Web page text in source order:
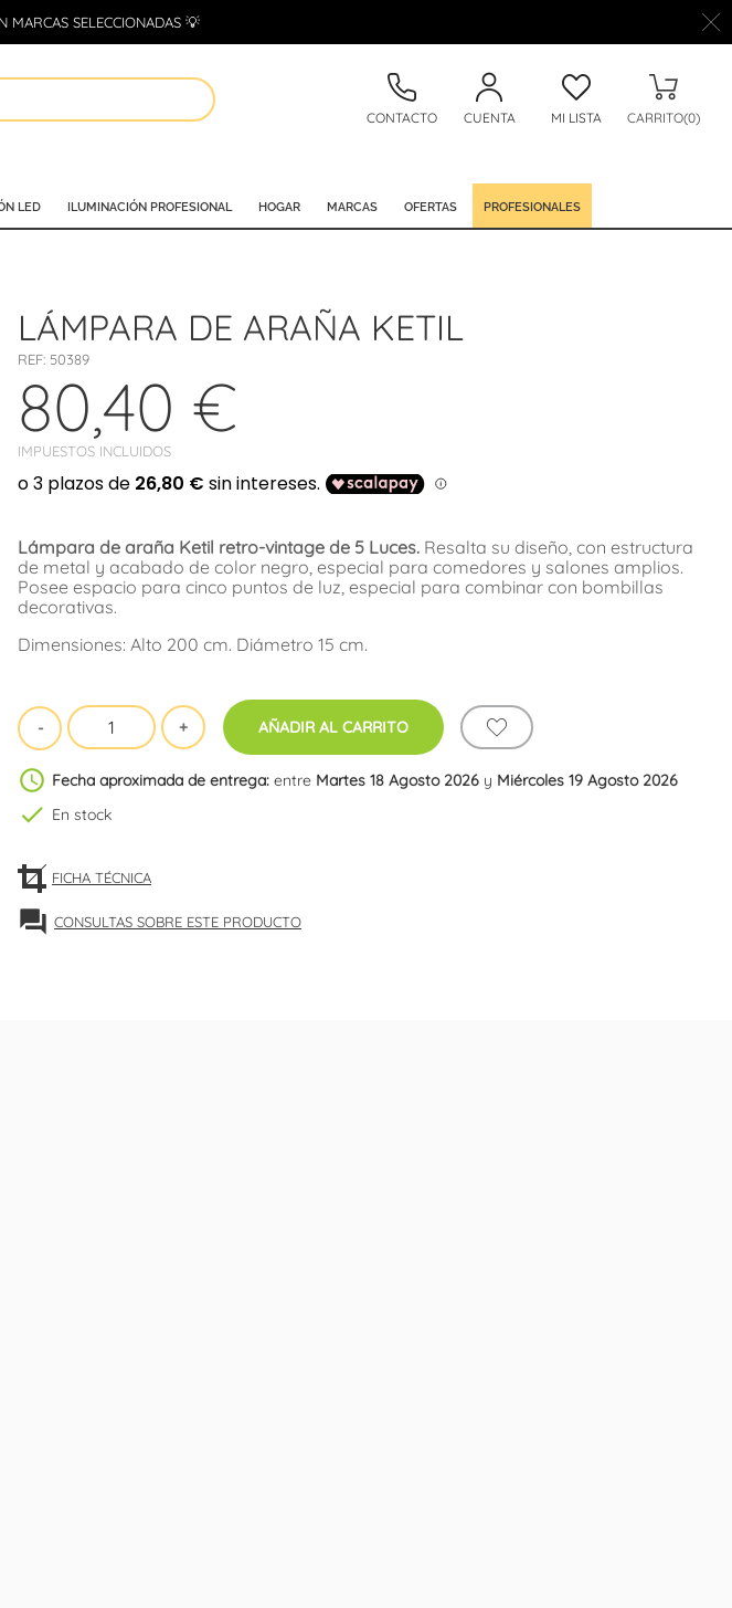
MARCAS SELECCIONADAS 💡
CONTACTO CUENTA MI LISTA CARRITO(0)
LED ILUMINACIÓN PROFESIONAL HOGAR MARCAS OFERTAS PROFESIONALES
LÁMPARA DE ARAÑA KETIL
REF: 50389
80,40 €
IMPUESTOS INCLUIDOS
Lámpara de araña Ketil retro-vintage de 5 Luces. Resalta su diseño, con estructura
de metal y acabado de color negro, especial para comedores y salones amplios.
Posee espacio para cinco puntos de luz, especial para combinar con bombillas
decorativas.
Dimensiones: Alto 200 cm. Diámetro 15 cm.
AÑADIR AL CARRITO
schedule Fecha aproximada de entrega: entre Martes 18 Agosto 2026 y Miércoles 19 Agosto 2026
check En stock
FICHA TÉCNICA
forum CONSULTAS SOBRE ESTE PRODUCTO